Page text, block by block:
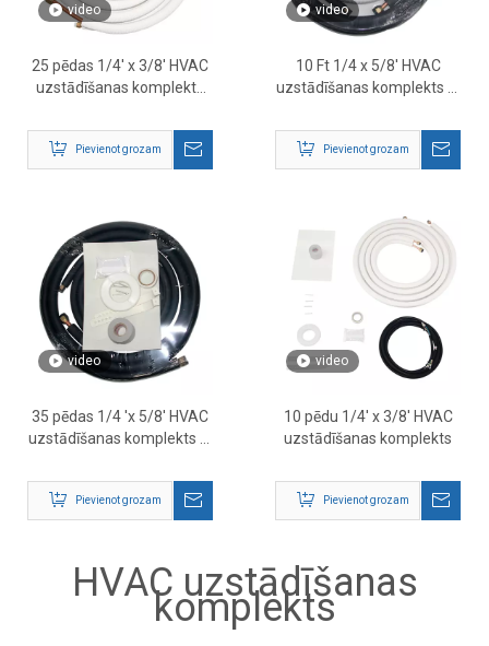
video
25 pēdas 1/4' x 3/8' HVAC
uzstādīšanas komplekts
sistēmām | Iepriekš izolētu
vara līniju komplekta
piegādātājs
Pievienot grozam
video
10 Ft 1/4 x 5/8' HVAC
uzstādīšanas komplekts —
komplekts ar pilnīgiem
piederumiem
Pievienot grozam
video
35 pēdas 1/4 'x 5/8' HVAC
uzstādīšanas komplekts —
maiņstrāvas līnijas
komplekts
Pievienot grozam
video
10 pēdu 1/4' x 3/8' HVAC
uzstādīšanas komplekts
Pievienot grozam
HVAC uzstādīšanas
komplekts